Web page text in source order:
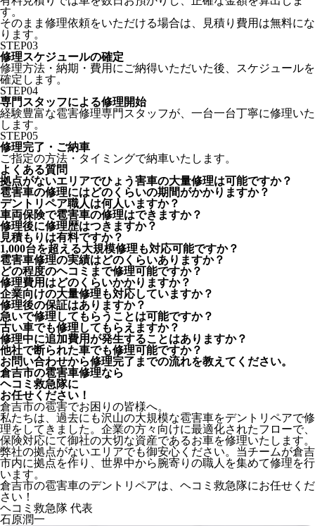
す。
そのまま修理依頼をいただける場合は、見積り費用は無料にな
ります。
STEP03
修理スケジュールの確定
修理方法・納期・費用にご納得いただいた後、スケジュールを
確定します。
STEP04
専門スタッフによる修理開始
経験豊富な雹害修理専門スタッフが、一台一台丁寧に修理いた
します。
STEP05
修理完了・ご納車
ご指定の方法・タイミングで納車いたします。
よくある質問
拠点がないエリアでひょう害車の大量修理は可能ですか？
雹害車の修理にはどのくらいの期間がかかりますか？
デントリペア職人は何人いますか？
車両保険で雹害車の修理はできますか？
修理後に修理歴はつきますか？
見積もりは有料ですか？
1,000台を超える大規模修理も対応可能ですか？
雹害車修理の実績はどのくらいありますか？
どの程度のヘコミまで修理可能ですか？
修理費用はどのくらいかかりますか？
企業向けの大量修理も対応していますか？
修理後の保証はありますか？
急いで修理してもらうことは可能ですか？
古い車でも修理してもらえますか？
修理中に追加費用が発生することはありますか？
他社で断られた車でも修理可能ですか？
お問い合わせから修理完了までの流れを教えてください。
倉吉市の雹害車修理なら
ヘコミ救急隊に
お任せください！
倉吉市の雹害でお困りの皆様へ。
私たちは、過去にも沢山の大規模な雹害車をデントリペアで修
理をしてきました。企業の方々向けに最適化されたフローで、
保険対応にて御社の大切な資産であるお車を修理いたします。
弊社の拠点がないエリアでも御安心ください。当チームが倉吉
市内に拠点を作り、世界中から腕寄りの職人を集めて修理を行
います。
倉吉市の雹害車のデントリペアは、ヘコミ救急隊にお任せくだ
さい！
ヘコミ救急隊 代表
石原潤一